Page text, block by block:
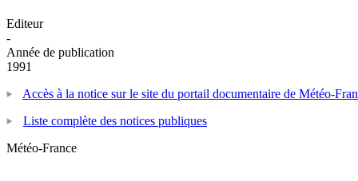
Editeur
-
Année de publication
1991
Accès à la notice sur le site du portail documentaire de Météo-
Liste complète des notices publiques
Météo-France